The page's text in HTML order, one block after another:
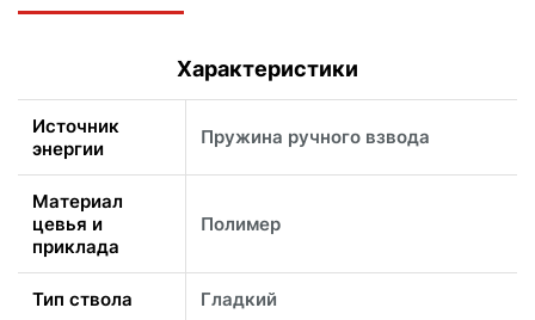
Характеристики
Источник
энергии
Пружина ручного взвода
Материал
цевья и
приклада
Полимер
Тип ствола Гладкий